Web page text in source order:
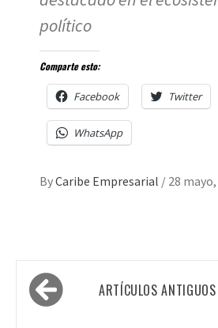
político
Comparte esto:
Facebook Twitter
WhatsApp
ByCaribe Empresarial / 28
Navegación
de
ARTÍCULOS ANTIGUOS